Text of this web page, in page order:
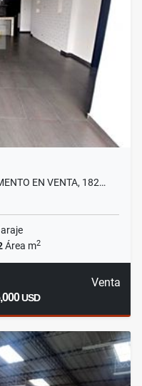
EN VENTA, 182…
Área m2
Venta
USD